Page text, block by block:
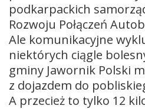
podkarpackich
Rozwoju Połączeń
Ale komunikacyjne
niektórych ciągle
gminy Jawornik Polski
z dojazdem do
A przecież to tylko 12